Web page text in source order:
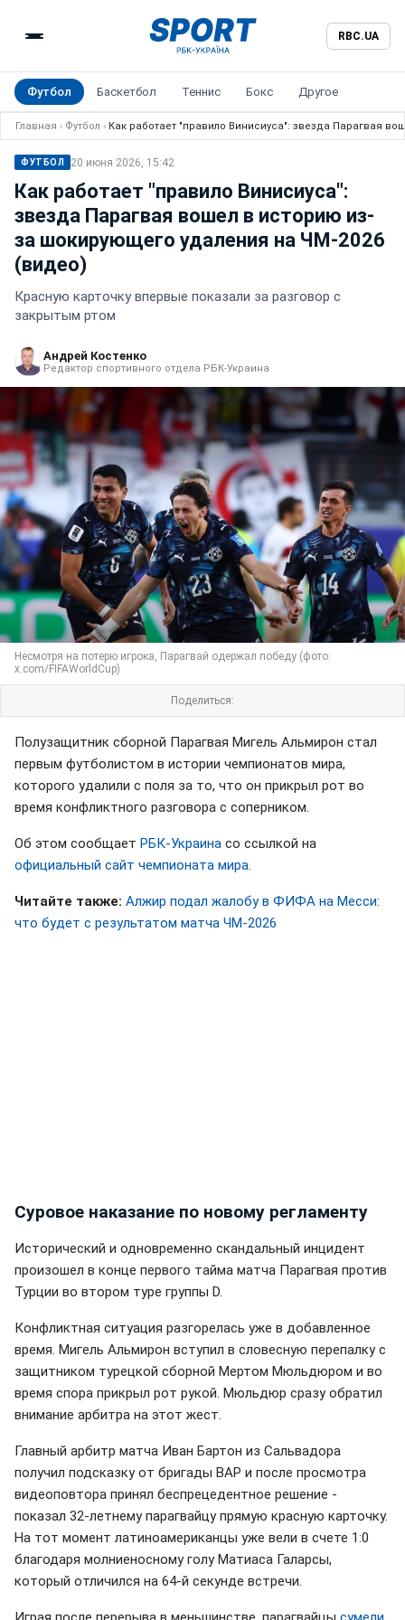
RBC.UA
Футбол Баскетбол Теннис Бокс Другое
Главная › Футбол › Как работает "правило Винисиуса": звезда Парагвая
ФУТБОЛ 20 июня 2026, 15:42
Как работает "правило Винисиуса":
звезда Парагвая вошел в историю из-
за шокирующего удаления на ЧМ-2026
(видео)
Красную карточку впервые показали за разговор с
закрытым ртом
Андрей Костенко
Редактор спортивного отдела РБК-Украина
Несмотря на потерю игрока, Парагвай одержал победу (фото:
x.com/FIFAWorldCup)
Поделиться:
Полузащитник сборной Парагвая Мигель Альмирон стал
первым футболистом в истории чемпионатов мира,
которого удалили с поля за то, что он прикрыл рот во
время конфликтного разговора с соперником.
Об этом сообщает РБК-Украина со ссылкой на
официальный сайт чемпионата мира
Читайте также: Алжир подал жалобу в ФИФА на Месси:
что будет с результатом матча ЧМ-2026
Суровое наказание по новому регламенту
Исторический и одновременно скандальный инцидент
произошел в конце первого тайма матча Парагвая против
Турции во втором туре группы D.
Конфликтная ситуация разгорелась уже в добавленное
время. Мигель Альмирон вступил в словесную перепалку с
защитником турецкой сборной Мертом Мюльдюром и во
время спора прикрыл рот рукой. Мюльдюр сразу обратил
внимание арбитра на этот жест.
Главный арбитр матча Иван Бартон из Сальвадора
получил подсказку от бригады ВАР и после просмотра
видеоповтора принял беспрецедентное решение -
показал 32-летнему парагвайцу прямую красную карточку.
На тот момент латиноамериканцы уже вели в счете 1:0
благодаря молниеносному голу Матиаса Галарсы,
который отличился на 64-й секунде встречи.